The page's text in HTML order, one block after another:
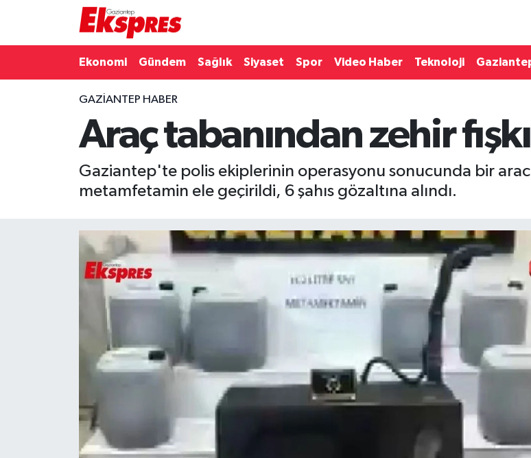
Ekonomi Gündem Sağlık Siyaset Spor Video Haber Teknoloji
GAZIANTEP HABER
Araç tabanından zehir
Gaziantep'te polis ekiplerinin operasyonu sonucunda bir
metamfetamin ele geçirildi, 6 şahıs gözaltına alındı.
Gaziantep son dakika
Gündem
Kültür Sanat
Resmi İlanlar
Puan Durumu ve Fikstür
Son Dakika Haberleri